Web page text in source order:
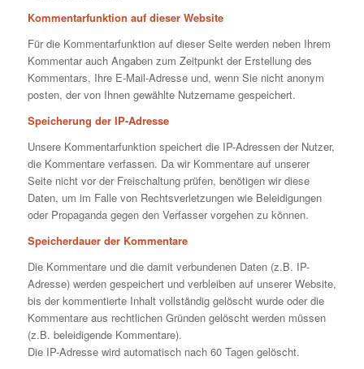
Kommentarfunktion auf dieser Website
Für die Kommentarfunktion auf dieser Seite werden neben Ihrem
Kommentar auch Angaben zum Zeitpunkt der Erstellung des
Kommentars, Ihre E-Mail-Adresse und, wenn Sie nicht anonym
posten, der von Ihnen gewählte Nutzername gespeichert.
Speicherung der IP-Adresse
Unsere Kommentarfunktion speichert die IP-Adressen der Nutzer,
die Kommentare verfassen. Da wir Kommentare auf unserer
Seite nicht vor der Freischaltung prüfen, benötigen wir diese
Daten, um im Falle von Rechtsverletzungen wie Beleidigungen
oder Propaganda gegen den Verfasser vorgehen zu können.
Speicherdauer der Kommentare
Die Kommentare und die damit verbundenen Daten (z.B. IP-
Adresse) werden gespeichert und verbleiben auf unserer Website,
bis der kommentierte Inhalt vollständig gelöscht wurde oder die
Kommentare aus rechtlichen Gründen gelöscht werden müssen
(z.B. beleidigende Kommentare).
Die IP-Adresse wird automatisch nach 60 Tagen gelöscht.